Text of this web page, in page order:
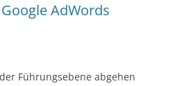
AdWords
Führungsebene abgehen